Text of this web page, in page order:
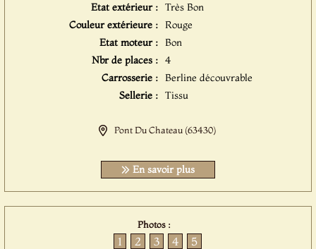
Etat extérieur : Très Bon
Couleur extérieure : Rouge
Etat moteur : Bon
Nbr de places : 4
Carrosserie : Berline découvrable
Sellerie : Tissu
Pont Du Chateau (63430)
En savoir plus
Photos :
1 2 3 4 5